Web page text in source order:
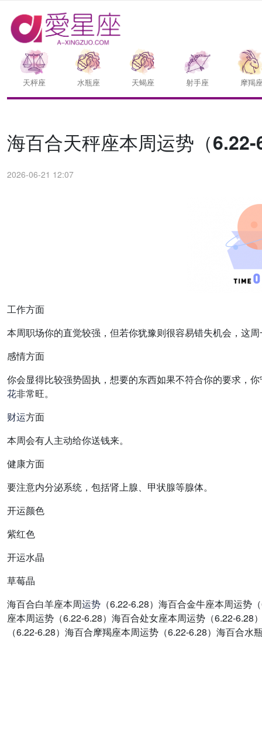
天枰座 水瓶座 天蝎座 射手座 摩羯
海百合天秤座本周运势（
2026-06-21 12:07
工作方面
本周职场你的直觉较强，但若你犹豫则很容易错失机会，这
感情方面
你会显得比较强势固执，想要的东西如果不符合你的要求，
花非常旺。
财运方面
本周会有人主动给你送钱来。
健康方面
要注意内分泌系统，包括肾上腺、甲状腺等腺体。
开运颜色
紫红色
开运水晶
草莓晶
海百合白羊座本周运势 （6.22-6.28）海百合金牛座本周运
座本周运势（6.22-6.28）海百合处女座本周运势（6.22-
（6.22-6.28）海百合摩羯座本周运势（6.22-6.28）海百合